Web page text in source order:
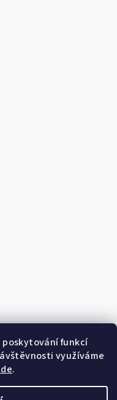
poskytování funkcí
využíváme
.